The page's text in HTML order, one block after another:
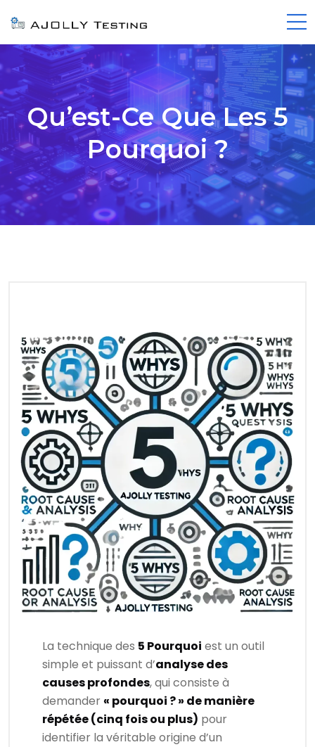
Qu’est-Ce Que Les 5
Pourquoi ?
La technique des 5 Pourquoi est un outil
simple et puissant d’analyse des
causes profondes, qui consiste à
demander « pourquoi ? » de manière
répétée (cinq fois ou plus) pour
identifier la véritable origine d’un